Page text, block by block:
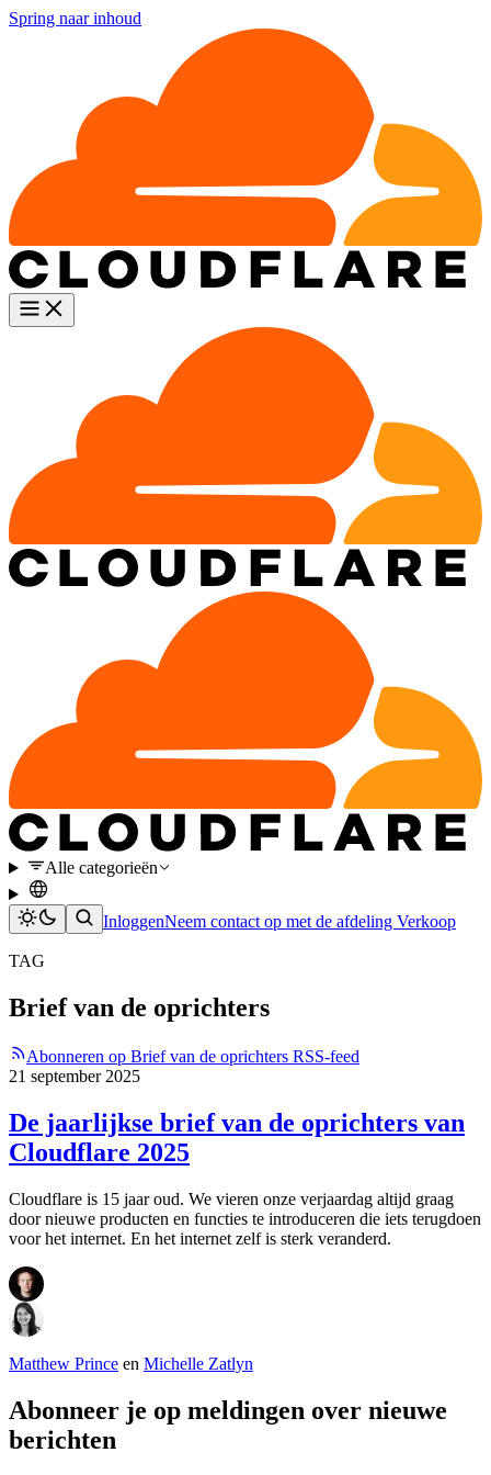
Spring naar inhoud
Alle categorieën
InloggenNeem contact op met de afdeling Verkoop
TAG
Brief van de oprichters
Abonneren op Brief van de oprichters RSS-feed
21 september 2025
De jaarlijkse brief van de oprichters van
Cloudflare 2025
Cloudflare is 15 jaar oud. We vieren onze verjaardag altijd graag
door nieuwe producten en functies te introduceren die iets terugdoen
voor het internet. En het internet zelf is sterk veranderd.
Matthew Prince en Michelle Zatlyn
Abonneer je op meldingen over nieuwe
berichten